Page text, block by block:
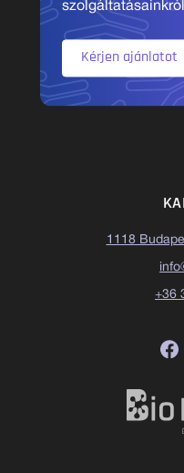
Kérjen ajánlatot
1118
+36